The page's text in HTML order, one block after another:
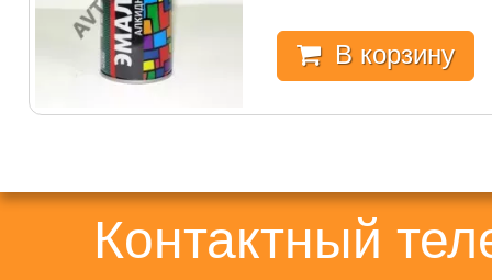
В корзину
Контактный